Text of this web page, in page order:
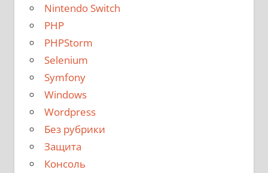
Nintendo Switch
PHP
PHPStorm
Selenium
Symfony
Windows
Wordpress
Без рубрики
Защита
Консоль